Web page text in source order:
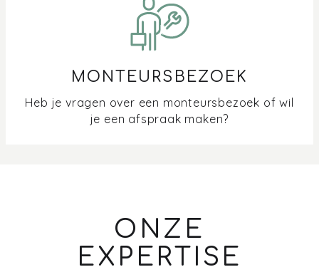
MONTEURSBEZOEK
Heb je vragen over een monteursbezoek of wil
je een afspraak maken?
ONZE
EXPERTISE